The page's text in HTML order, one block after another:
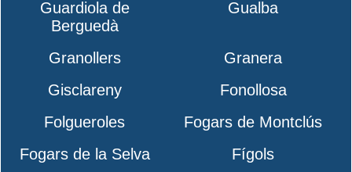
Guardiola de
Berguedà
Gualba
Granollers
Granera
Gisclareny
Fonollosa
Folgueroles
Fogars de Montclús
Fogars de la Selva
Fígols